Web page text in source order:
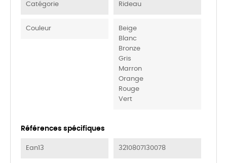
Catégorie Rideau
Couleur
Beige
Blanc
Bronze
Gris
Marron
Orange
Rouge
Vert
Références spécifiques
Ean13 3210807130078